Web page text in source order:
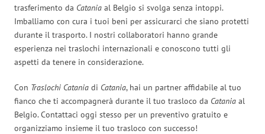
trasferimento da Catania al Belgio si svolga senza intoppi.
Imballiamo con cura i tuoi beni per assicurarci che siano protetti
durante il trasporto. I nostri collaboratori hanno grande
esperienza nei traslochi internazionali e conoscono tutti gli
aspetti da tenere in considerazione.
Con Traslochi Catania di Catania, hai un partner affidabile al tuo
fianco che ti accompagnerà durante il tuo trasloco da Catania al
Belgio. Contattaci oggi stesso per un preventivo gratuito e
organizziamo insieme il tuo trasloco con successo!